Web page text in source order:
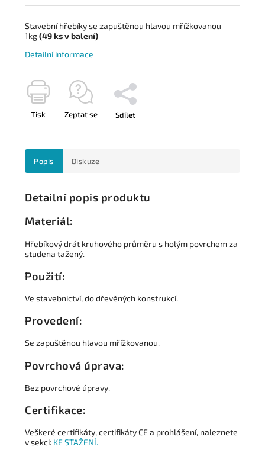
Stavební hřebíky se zapuštěnou hlavou mřížkovanou -
1kg(49ksv balení)
Detailní informace
Tisk Zeptat se Sdílet
Popis Diskuze
Detailní popis produktu
Materiál:
Hřebíkový drát kruhového průměru s holým povrchem za
studena tažený.
Použití:
Ve stavebnictví, do dřevěných konstrukcí.
Provedení:
Se zapuštěnou hlavou mřížkovanou.
Povrchová úprava:
Bez povrchové úpravy.
Certifikace:
Veškeré certifikáty, certifikáty CE a prohlášení, naleznete
v sekci: KE STAŽENÍ.